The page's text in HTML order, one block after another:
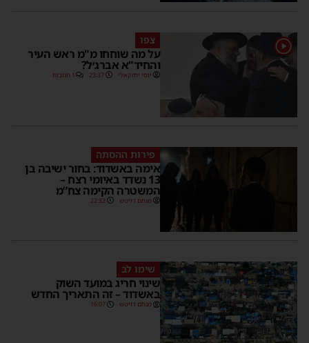
1 צפו
על מה שוחחו מ"מ ראש העיר
והחיד"א אברג׳ל?
יוסי יחזקאלי 23:37 1 תגובות
פירות ההסתה
אימה באשדוד: בחור ישיבה בן
13 נשדד באיומי רצח –
המשטרה הקימה צח”מ
מנחם דויטש 22:32
שימו לב
שינוי חריג במועד השוק
באשדוד – זה התאריך החדש
מנחם דויטש 16:07